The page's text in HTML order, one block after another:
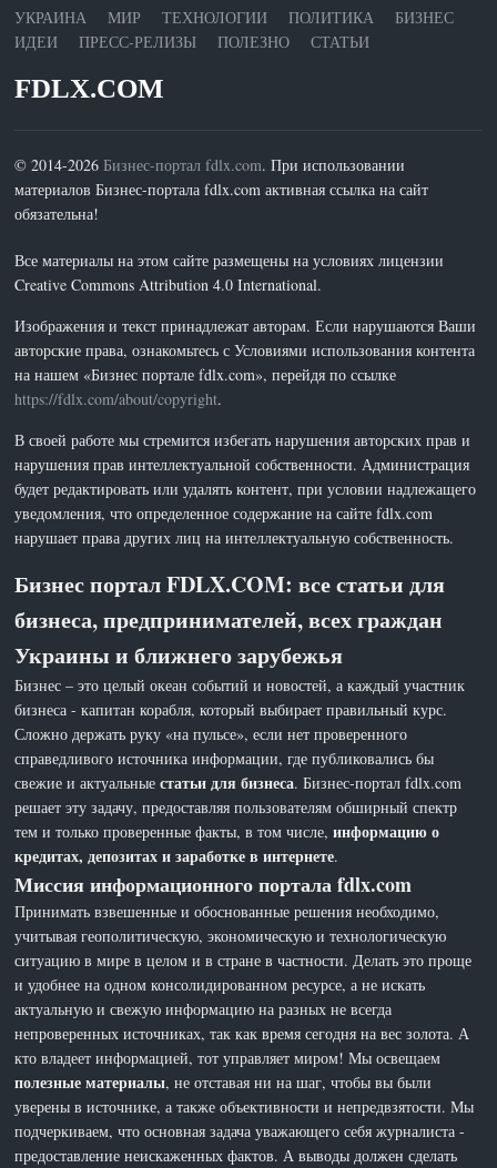
УКРАИНА МИР ТЕХНОЛОГИИ ПОЛИТИКА
БИЗНЕС
ИДЕИ
ПРЕСС-РЕЛИЗЫ ПОЛЕЗНО СТАТЬИ
FDLX.COM
© 2014-2026Бизнес-портал fdlx.com. При использовании
материалов Бизнес-портала fdlx.com активная ссылка на сайт
обязательна!
Все материалы на этом сайте размещены на условиях лицензии
Creative Commons Attribution 4.0 International.
Изображения и текст принадлежат авторам. Если нарушаются Ваши
авторские права, ознакомьтесь с Условиями использования контента
на нашем «Бизнес портале fdlx.com», перейдя по ссылке
https://fdlx.com/about/copyright.
В своей работе мы стремится избегать нарушения авторских прав и
нарушения прав интеллектуальной собственности. Администрация
будет редактировать или удалять контент, при условии надлежащего
уведомления, что определенное содержание на сайте fdlx.com
нарушает права других лиц на интеллектуальную собственность.
Бизнес портал FDLX.COM: все статьи для
бизнеса, предпринимателей, всех граждан
Украины и ближнего зарубежья
Бизнес – это целый океан событий и новостей, а каждый участник
бизнеса - капитан корабля, который выбирает правильный курс.
Сложно держать руку «на пульсе», если нет проверенного
справедливого источника информации, где публиковались бы
свежие и актуальныестатьи для бизнеса. Бизнес-портал fdlx.com
решает эту задачу, предоставляя пользователям обширный спектр
тем и только проверенные факты, в том числе,информацию о
кредитах, депозитах и заработке в интернете.
Миссия информационного портала fdlx.com
Принимать взвешенные и обоснованные решения необходимо,
учитывая геополитическую, экономическую и технологическую
ситуацию в мире в целом и в стране в частности. Делать это проще
и удобнее на одном консолидированном ресурсе, а не искать
актуальную и свежую информацию на разных не всегда
непроверенных источниках, так как время сегодня на вес золота. А
кто владеет информацией, тот управляет миром! Мы освещаем
полезные материалы, не отставая ни на шаг, чтобы вы были
уверены в источнике, а также объективности и непредвзятости. Мы
подчеркиваем, что основная задача уважающего себя журналиста -
предоставление неискаженных фактов. А выводы должен сделать